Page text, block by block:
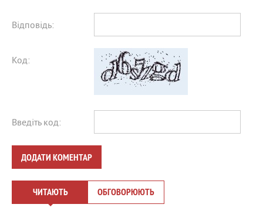
Відповідь:
Код:
Введіть код:
ДОДАТИ КОМЕНТАР
ЧИТАЮТЬ ОБГОВОРЮЮТЬ